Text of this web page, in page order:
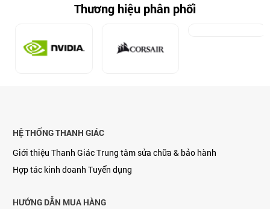
Thương hiệu phân phối
HỆ THỐNG THANH GIÁC
Giới thiệu Thanh GiácTrung tâm sửa chữa & bảo hành
Hợp tác kinh doanh Tuyển dụng
HƯỚNG DẪN MUA HÀNG